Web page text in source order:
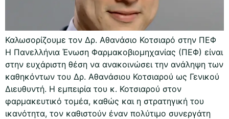
Καλωσορίζουμε τον Δρ. Αθανάσιο Κοτσιαρό στην ΠΕΦ
Η Πανελλήνια Ένωση Φαρμακοβιομηχανίας (ΠΕΦ) είναι
στην ευχάριστη θέση να ανακοινώσει την ανάληψη των
καθηκόντων του Δρ. Αθανάσιου Κοτσιαρού ως Γενικού
Διευθυντή. Η εμπειρία του κ. Κοτσιαρού στον
φαρμακευτικό τομέα, καθώς και η στρατηγική του
ικανότητα, τον καθιστούν έναν πολύτιμο συνεργάτη